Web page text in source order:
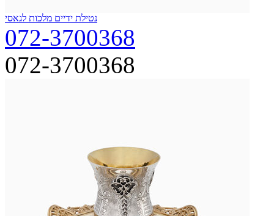
נטילת ידיים מלכות לגאסי
072-3700368
072-3700368